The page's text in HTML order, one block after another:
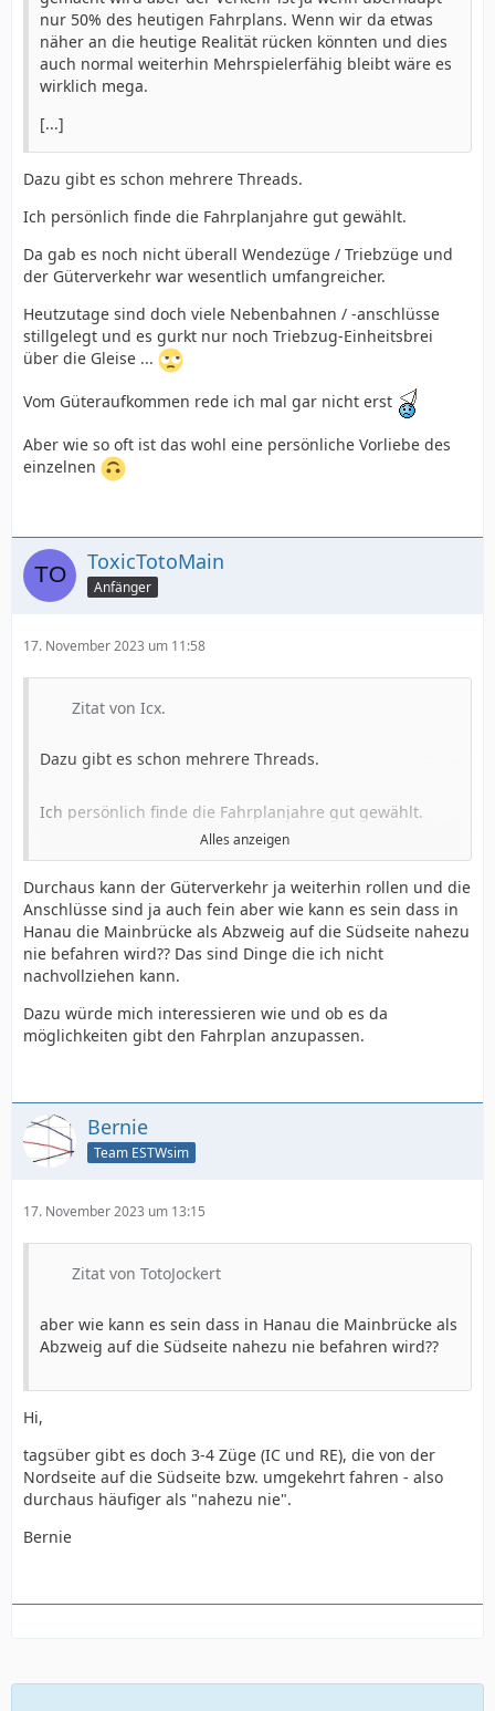
nur 50% des heutigen Fahrplans. Wenn wir da etwas
näher an die heutige Realität rücken könnten und dies
auch normal weiterhin Mehrspielerfähig bleibt wäre es
wirklich mega.
[...]
Dazu gibt es schon mehrere Threads.
Ich persönlich finde die Fahrplanjahre gut gewählt.
Da gab es noch nicht überall Wendezüge / Triebzüge und
der Güterverkehr war wesentlich umfangreicher.
Heutzutage sind doch viele Nebenbahnen / -anschlüsse
stillgelegt und es gurkt nur noch Triebzug-Einheitsbrei
über die Gleise ...
Vom Güteraufkommen rede ich mal gar nicht erst
Aber wie so oft ist das wohl eine persönliche Vorliebe des
einzelnen
ToxicTotoMain
Anfänger
17. November 2023 um 11:58
Zitat von Icx.
Dazu gibt es schon mehrere Threads.
Ich persönlich finde die Fahrplanjahre gut gewählt.
Da gab es noch nicht überall Wendezüge / Triebzüge
und der Güterverkehr war wesentlich umfangreicher.
Heutzutage sind doch viele Nebenbahnen / -anschlüsse
stillgelegt und es gurkt nur noch Triebzug-Einheitsbrei
über die Gleise ...
Vom Güteraufkommen rede ich mal gar nicht erst
Aber wie so oft ist das wohl eine persönliche Vorliebe
des einzelnen
Alles anzeigen
Durchaus kann der Güterverkehr ja weiterhin rollen und die
Anschlüsse sind ja auch fein aber wie kann es sein dass in
Hanau die Mainbrücke als Abzweig auf die Südseite nahezu
nie befahren wird?? Das sind Dinge die ich nicht
nachvollziehen kann.
Dazu würde mich interessieren wie und ob es da
möglichkeiten gibt den Fahrplan anzupassen.
Bernie
Team ESTWsim
17. November 2023 um 13:15
Zitat von TotoJockert
aber wie kann es sein dass in Hanau die Mainbrücke als
Abzweig auf die Südseite nahezu nie befahren wird??
Hi,
tagsüber gibt es doch 3-4 Züge (IC und RE), die von der
Nordseite auf die Südseite bzw. umgekehrt fahren - also
durchaus häufiger als "nahezu nie".
Bernie